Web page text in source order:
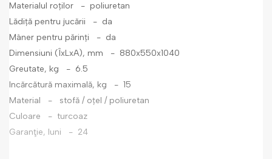
Materialul roților - poliuretan
Lădiță pentru jucării - da
Mâner pentru părinți - da
Dimensiuni (ÎxLxA), mm - 880x550x1040
Greutate, kg - 6.5
Incărcătură maximală, kg - 15
Material - stofă / oțel / poliuretan
Culoare - turcoaz
Garanţie, luni - 24